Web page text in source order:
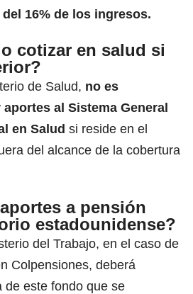
16% de los ingresos.
cotizar en salud si
de Salud, no es
al Sistema General
en Salud si reside en el
del alcance de la cobertura
a pensión
estadounidense?
del Trabajo, en el caso de
Colpensiones, deberá
de este fondo que se